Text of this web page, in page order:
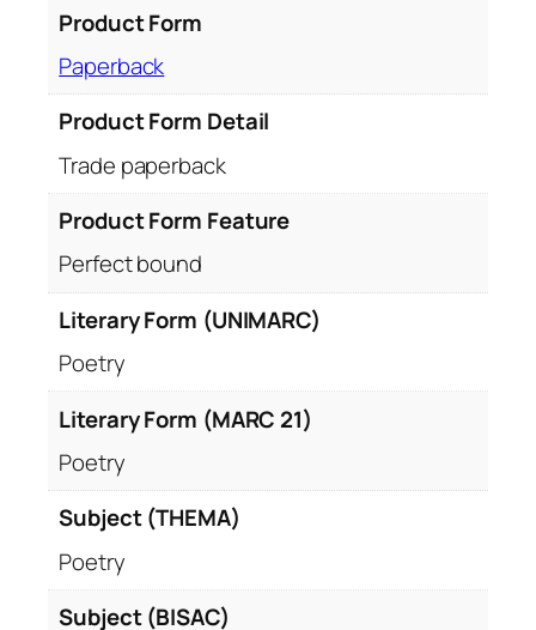
Product Form
Paperback
Product Form Detail
Trade paperback
Product Form Feature
Perfect bound
Literary Form (UNIMARC)
Poetry
Literary Form (MARC 21)
Poetry
Subject (THEMA)
Poetry
Subject (BISAC)